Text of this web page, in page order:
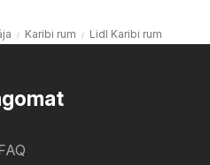
Karibi rum Lidl Karibi rum